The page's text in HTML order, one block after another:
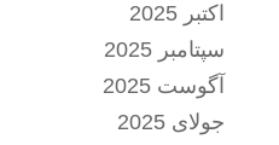
اکتبر 2025
سپتامبر 2025
آگوست 2025
جولای 2025